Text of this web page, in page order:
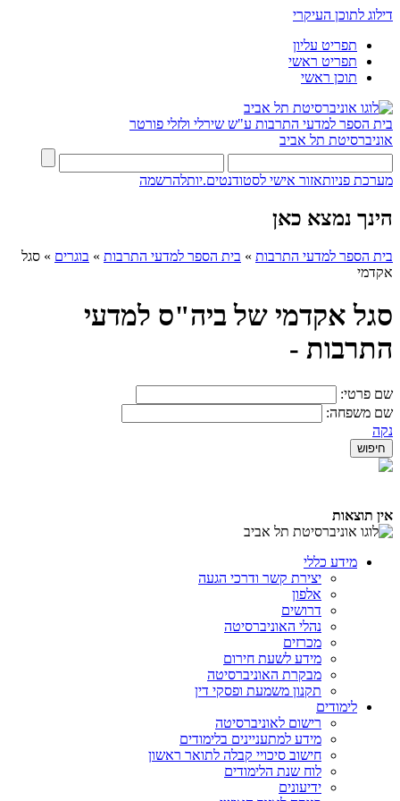
דילוג לתוכן העיקרי
תפריט עליון
תפריט ראשי
תוכן ראשי
בית הספר למדעי התרבות ע"ש שירלי ולזלי פורטר
אוניברסיטת תל אביב
מערכת פניותאזור אישי לסטודנטים.יותלהרשמה
הינך נמצא כאן
בית הספר למדעי התרבות » בית הספר למדעי התרבות » בוגרים » סגל
אקדמי
סגל אקדמי של ביה"ס למדעי
התרבות -
שם פרטי:
שם משפחה:
נקה
אין תוצאות
מידע כללי
יצירת קשר ודרכי הגעה
אלפון
דרושים
נהלי האוניברסיטה
מכרזים
מידע לשעת חירום
מבקרת האוניברסיטה
תקנון משמעת ופסקי דין
לימודים
רישום לאוניברסיטה
מידע למתעניינים בלימודים
חישוב סיכויי קבלה לתואר ראשון
לוח שנת הלימודים
ידיעונים